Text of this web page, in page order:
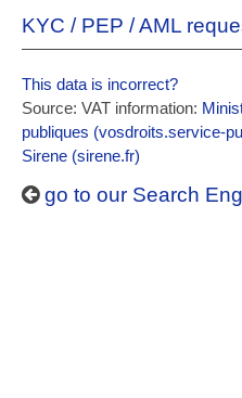
KYC / PEP / AML
This data is incorrect?
Source: VAT information:
publiques (vosdroits.service-
Sirene (sirene.fr)
go to our Search